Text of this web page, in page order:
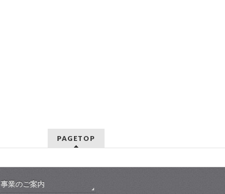
PAGETOP
事業のご案内